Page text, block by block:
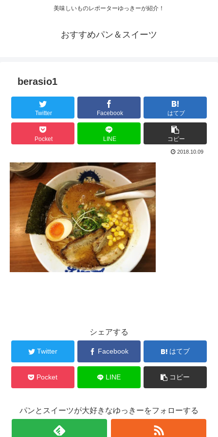
美味しいものレポーターゆっきーが紹介！
おすすめパン＆スイーツ
berasio1
Twitter Facebook はてブ
Pocket LINE コピー
2018.10.09
シェアする
Twitter Facebook はてブ
Pocket LINE コピー
パンとスイーツが大好きなゆっきーをフォローする